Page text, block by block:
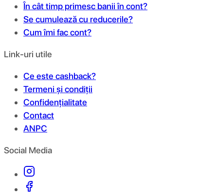
În cât timp primesc banii în cont?
Se cumulează cu reducerile?
Cum îmi fac cont?
Link-uri utile
Ce este cashback?
Termeni și condiții
Confidențialitate
Contact
ANPC
Social Media